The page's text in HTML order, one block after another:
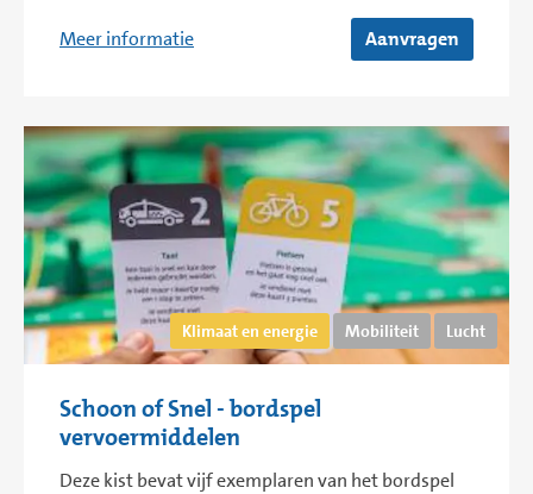
Meer informatie Aanvragen
Klimaat en energie Mobiliteit Lucht
Schoon of Snel - bordspel
vervoermiddelen
Deze kist bevat vijf exemplaren van het bordspel